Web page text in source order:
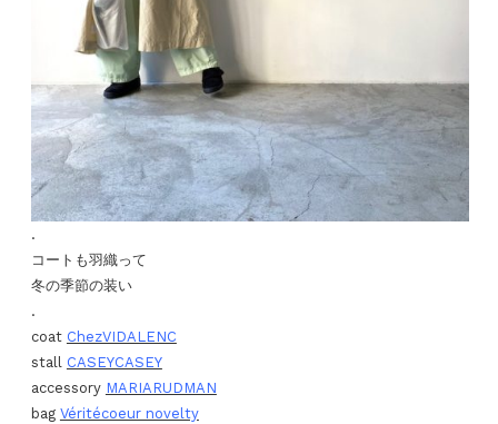
.
コートも羽織って
冬の季節の装い
.
coat ChezVIDALENC
stall CASEYCASEY
accessory MARIARUDMAN
bag Véritécoeur novelty